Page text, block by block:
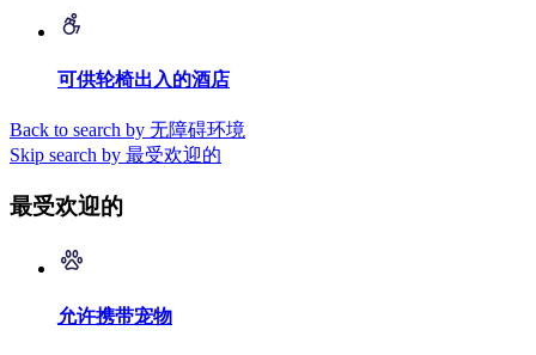
可供轮椅出入的酒店
Back to search by 无障碍环境
Skip search by 最受欢迎的
最受欢迎的
允许携带宠物